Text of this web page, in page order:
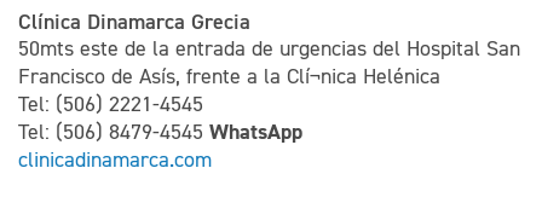
Clínica Dinamarca Grecia
50mts este de la entrada de urgencias del Hospital San
Francisco de Asís, frente a la Clí¬nica Helénica
Tel: (506) 2221-4545
Tel: (506) 8479-4545 WhatsApp
clinicadinamarca.com